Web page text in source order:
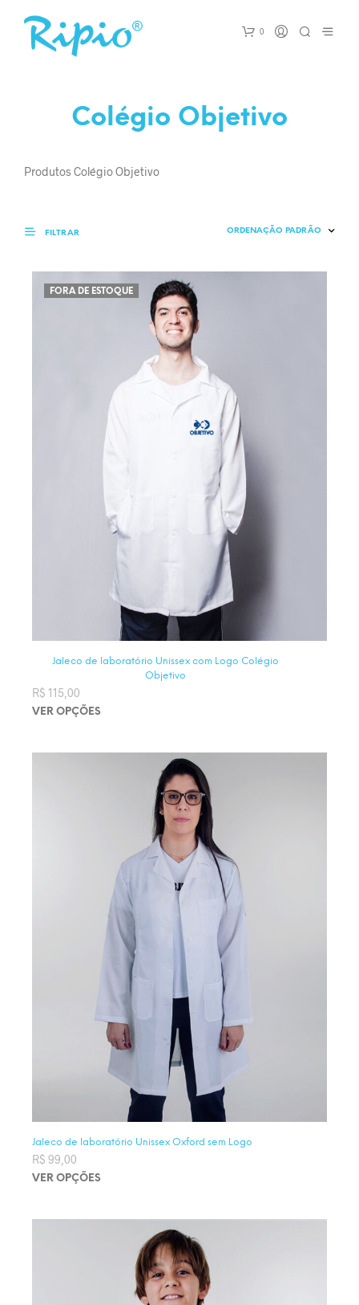
0
Colégio Objetivo
Produtos Colégio Objetivo
FILTRAR
FORA DE ESTOQUE
Jaleco de laboratório Unissex com Logo Colégio
Objetivo
R$ 115,00
VER OPÇÕES
Jaleco de laboratório Unissex Oxford sem Logo
R$ 99,00
VER OPÇÕES